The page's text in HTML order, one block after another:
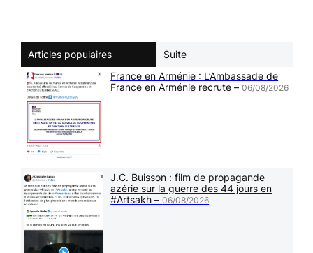
Articles populaires
Suite
France en Arménie : L’Ambassade de
France en Arménie recrute –06/08/2026
J.C. Buisson : film de propagande
azérie sur la guerre des 44 jours en
#Artsakh –06/08/2026